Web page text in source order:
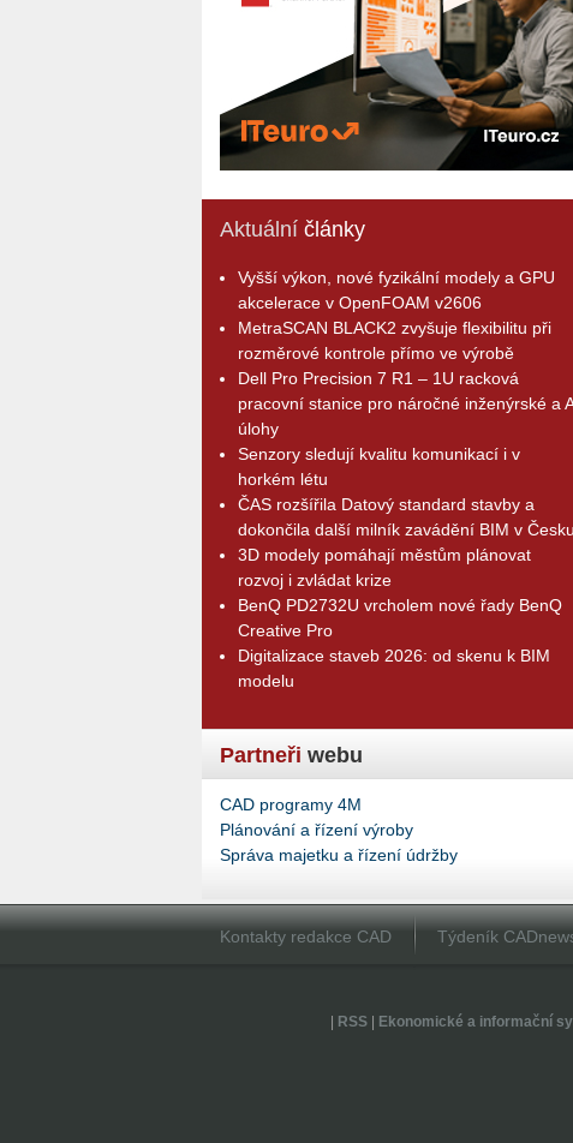
Aktuální články
Vyšší výkon, nové fyzikální modely a GPU
akcelerace v OpenFOAM v2606
MetraSCAN BLACK2 zvyšuje flexibilitu při
rozměrové kontrole přímo ve výrobě
Dell Pro Precision 7 R1 – 1U racková
pracovní stanice pro náročné inženýrské a
úlohy
Senzory sledují kvalitu komunikací i v
horkém létu
ČAS rozšířila Datový standard stavby a
dokončila další milník zavádění BIM v Česku
3D modely pomáhají městům plánovat
rozvoj i zvládat krize
BenQ PD2732U vrcholem nové řady BenQ
Creative Pro
Digitalizace staveb 2026: od skenu k BIM
modelu
Partneři webu
CAD programy 4M
Plánování a řízení výroby
Správa majetku a řízení údržby
Kontakty redakce CAD Týdeník
RSS| Ekonomické a informační